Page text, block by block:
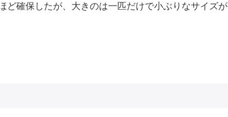
ど確保したが、大きのは一匹だけで小ぶりなサイズが